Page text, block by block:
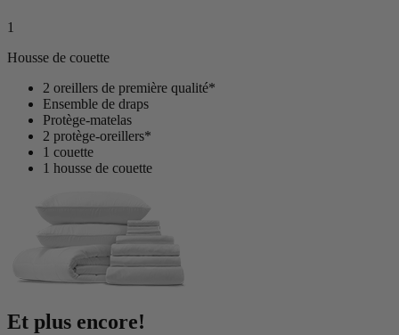
1
Housse de couette
2 oreillers de première qualité*
Ensemble de draps
Protège-matelas
2 protège-oreillers*
1 couette
1 housse de couette
Et plus encore!